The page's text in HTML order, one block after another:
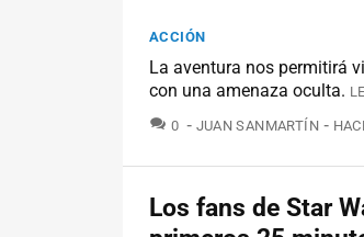
ACCIÓN
La aventura nos permitirá
con una amenaza oculta.
0 COMENTARIOS
JUAN SANMARTÍN
Los fans de Star